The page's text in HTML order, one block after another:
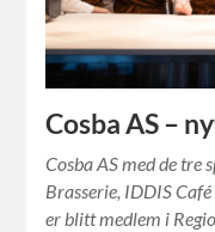
Cosba AS –
Cosba AS med de tre
Brasserie, IDDIS
er blitt medlem i